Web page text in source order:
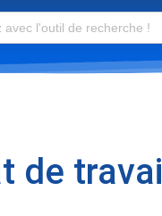
de travail